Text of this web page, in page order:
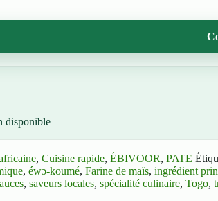
disponible
,Cuisine rapide,ÉBIVOOR,PATE
,éwɔ-koumé,Farine de maïs,ingrédient
,saveurs locales,spécialité culinaire,Togo,